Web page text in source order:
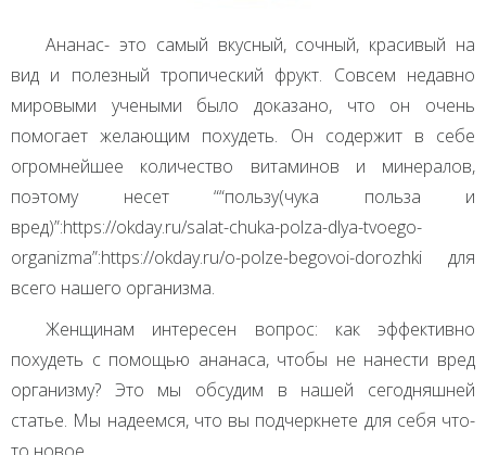
Ананас- это самый вкусный, сочный, красивый на
вид и полезный тропический фрукт. Совсем недавно
мировыми учеными было доказано, что он очень
помогает желающим похудеть. Он содержит в себе
огромнейшее количество витаминов и минералов,
поэтому несет ““пользу(чука польза и
вред)”:https://okday.ru/salat-chuka-polza-dlya-tvoego-
organizma”:https://okday.ru/o-polze-begovoi-dorozhki для
всего нашего организма.
Женщинам интересен вопрос: как эффективно
похудеть с помощью ананаса, чтобы не нанести вред
организму? Это мы обсудим в нашей сегодняшней
статье. Мы надеемся, что вы подчеркнете для себя что-